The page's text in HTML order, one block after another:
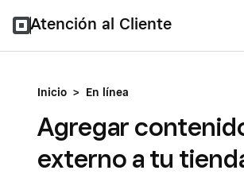
Atención al Cliente
Inicio > En línea
Agregar
externo a tu